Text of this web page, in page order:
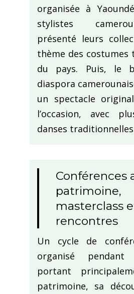
organisée à
stylistes
présenté leurs
thème des costumes
du pays. Puis, le
diaspora
un spectacle
l’occasion, avec
danses
Conférences
patrimoine,
masterclass
rencontres
Un cycle de
organisé
portant
patrimoine, sa